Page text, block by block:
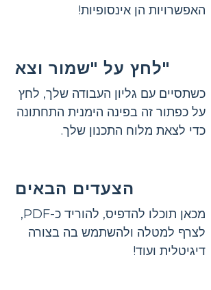
האפשרויות הן אינסופיות!
לחץ על "שמור וצא"
כשתסיים עם גליון העבודה שלך, לחץ
על כפתור זה בפינה הימנית התחתונה
כדי לצאת מלוח התכנון שלך.
הצעדים הבאים
מכאן תוכלו להדפיס, להוריד כ-PDF,
לצרף למטלה ולהשתמש בה בצורה
דיגיטלית ועוד!